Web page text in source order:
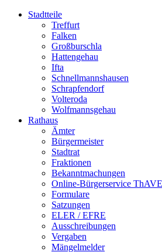
Stadtteile
Treffurt
Falken
Großburschla
Hattengehau
Ifta
Schnellmannshausen
Schrapfendorf
Volteroda
Wolfmannsgehau
Rathaus
Ämter
Bürgermeister
Stadtrat
Fraktionen
Bekanntmachungen
Online-Bürgerservice
Formulare
Satzungen
ELER / EFRE
Ausschreibungen
Vergaben
Mängelmelder